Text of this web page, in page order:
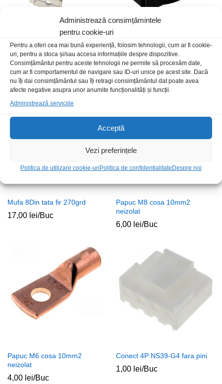
Administrează consimțămintele
pentru cookie-uri
Pentru a oferi cea mai bună experiență, folosim tehnologii, cum ar fi cookie-
uri, pentru a stoca și/sau accesa informațiile despre dispozitive.
Consimțământul pentru aceste tehnologii ne permite să procesăm date,
cum ar fi comportamentul de navigare sau ID-uri unice pe acest site. Dacă
nu îți dai consimțământul sau îți retragi consimțământul dat poate avea
afecte negative asupra unor anumite funcționalități și funcții.
Administrează serviciile
Acceptă
Vezi preferințele
Politica de utilizare cookie-uri Politica de confidentialitate Despre noi
Papuc 6.3mm m+t galben
partial izolat
1,00lei /Buc
Adaptor stecher US/Jpn/Chn
fara impamantare negru
3,00lei/Buc
Mufa 8Din tata fir 270grd
17,00 lei/Buc
Papuc M8 cosa 10mm2
neizolat
6,00 lei/Buc
Papuc M6 cosa 10mm2
neizolat
4,00 lei/Buc
Conect 4P NS39-G4 fara pini
1,00 lei/Buc